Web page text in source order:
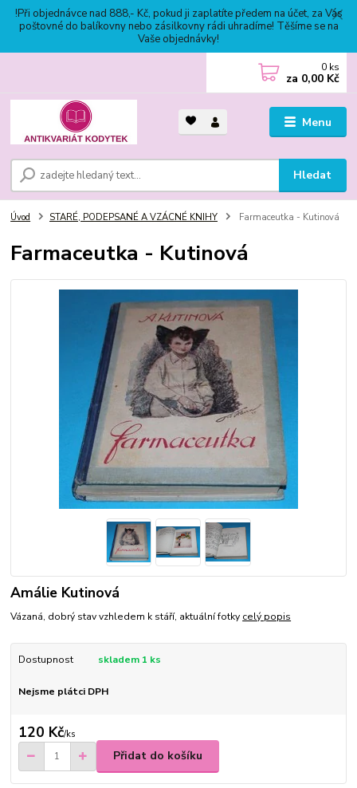
!Při objednávce nad 888,- Kč, pokud ji zaplatíte předem na účet, za Vás
poštovné do balíkovny nebo zásilkovny rádi uhradíme! Těšíme se na
Vaše objednávky!
Menu
Hledat
0 ks
za 0,00 Kč
Úvod STARÉ, PODEPSANÉ A VZÁCNÉ KNIHY Farmaceutka - Kutinová
Farmaceutka - Kutinová
Amálie Kutinová
Vázaná, dobrý stav vzhledem k stáří, aktuální fotky celý popis
Dostupnost skladem 1 ks
Nejsme plátci DPH
120 Kč/ks
Přidat do košíku